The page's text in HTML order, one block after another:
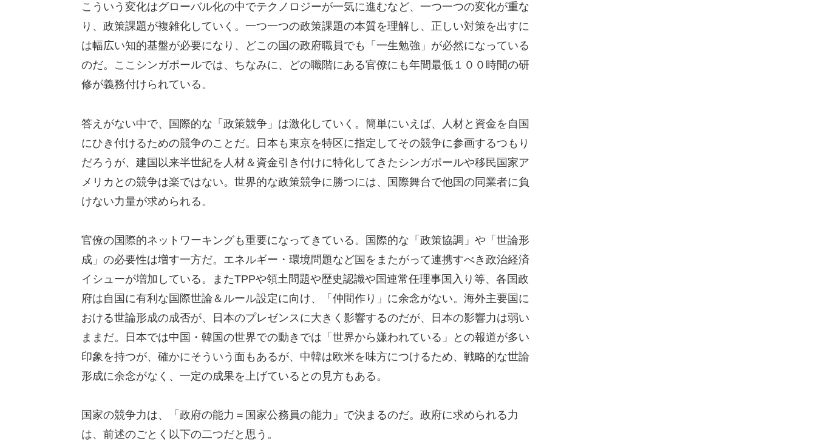
こういう変化はグローバル化の中でテクノロジーが一気に進むなど、一つ一つの変化が重な
り、政策課題が複雑化していく。一つ一つの政策課題の本質を理解し、正しい対策を出すに
は幅広い知的基盤が必要になり、どこの国の政府職員でも「一生勉強」が必然になっている
のだ。ここシンガポールでは、ちなみに、どの職階にある官僚にも年間最低１００時間の研
修が義務付けられている。
答えがない中で、国際的な「政策競争」は激化していく。簡単にいえば、人材と資金を自国
にひき付けるための競争のことだ。日本も東京を特区に指定してその競争に参画するつもり
だろうが、建国以来半世紀を人材＆資金引き付けに特化してきたシンガポールや移民国家ア
メリカとの競争は楽ではない。世界的な政策競争に勝つには、国際舞台で他国の同業者に負
けない力量が求められる。
官僚の国際的ネットワーキングも重要になってきている。国際的な「政策協調」や「世論形
成」の必要性は増す一方だ。エネルギー・環境問題など国をまたがって連携すべき政治経済
イシューが増加している。またTPPや領土問題や歴史認識や国連常任理事国入り等、各国政
府は自国に有利な国際世論＆ルール設定に向け、「仲間作り」に余念がない。海外主要国に
おける世論形成の成否が、日本のプレゼンスに大きく影響するのだが、日本の影響力は弱い
ままだ。日本では中国・韓国の世界での動きでは「世界から嫌われている」との報道が多い
印象を持つが、確かにそういう面もあるが、中韓は欧米を味方につけるため、戦略的な世論
形成に余念がなく、一定の成果を上げているとの見方もある。
国家の競争力は、「政府の能力＝国家公務員の能力」で決まるのだ。政府に求められる力
は、前述のごとく以下の二つだと思う。